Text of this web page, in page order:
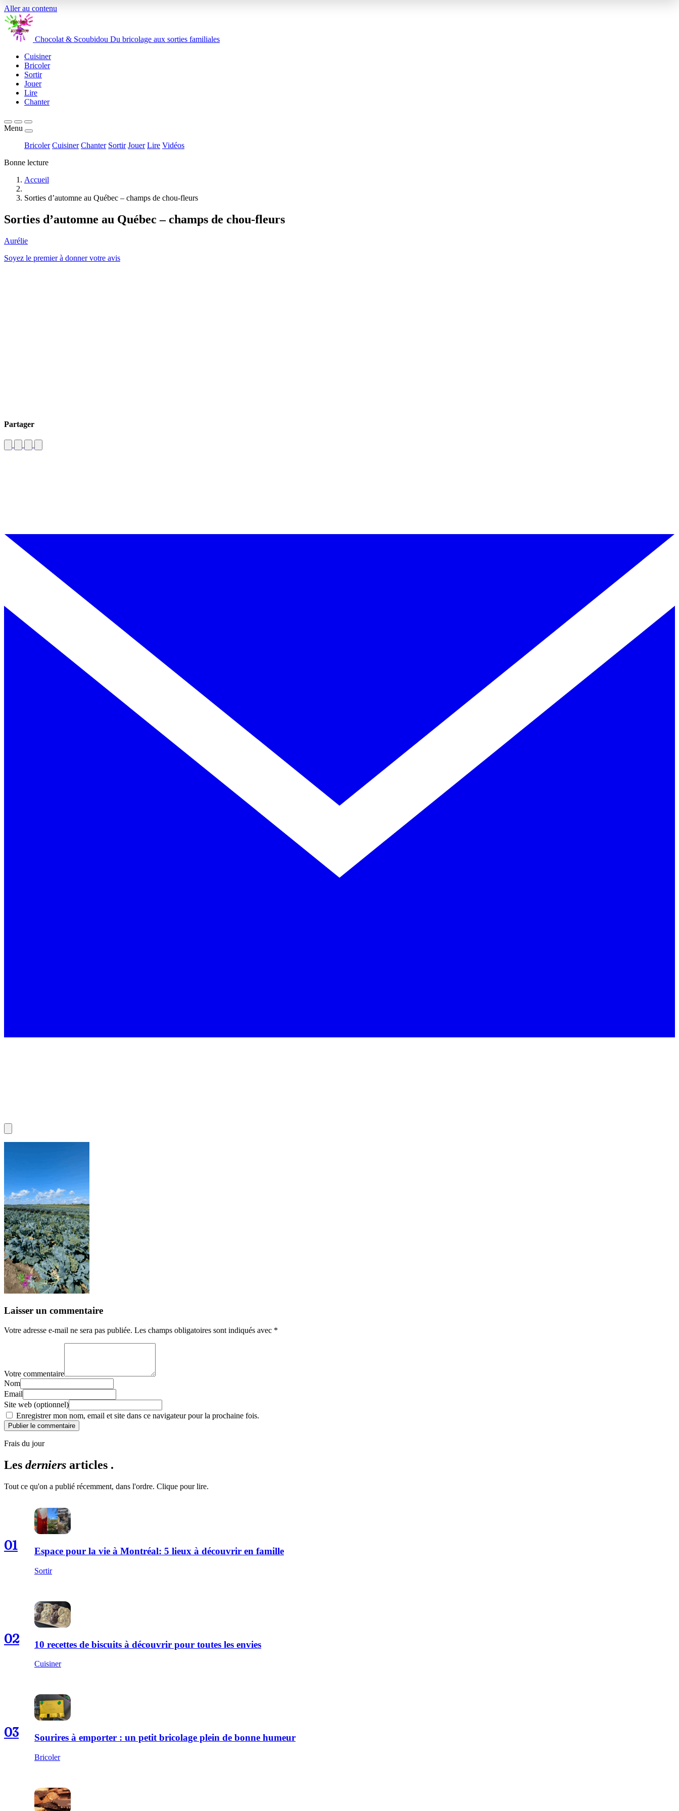
Aller au contenu
Chocolat & Scoubidou Du bricolage aux sorties familiales
Cuisiner
Bricoler
Sortir
Jouer
Lire
Chanter
Menu
Bricoler Cuisiner Chanter Sortir Jouer Lire Vidéos
Bonne lecture
Accueil
Sorties d’automne au Québec – champs de chou-fleurs
Sorties d’automne au Québec – champs de chou-fleurs
Aurélie
Soyez le premier à donner votre avis
Partager
Laisser un commentaire
Votre adresse e-mail ne sera pas publiée. Les champs obligatoires sont indiqués avec *
Votre commentaire
Nom
Email
Site web (optionnel)
Enregistrer mon nom, email et site dans ce navigateur pour la prochaine fois.
Publier le commentaire
Frais du jour
Les derniers articles .
Tout ce qu'on a publié récemment, dans l'ordre. Clique pour lire.
01 Espace pour la vie à Montréal: 5 lieux à découvrir en famille
Sortir
02 10 recettes de biscuits à découvrir pour toutes les envies
Cuisiner
03 Sourires à emporter : un petit bricolage plein de bonne humeur
Bricoler